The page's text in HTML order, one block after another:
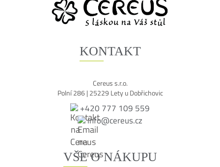
KONTAKT
Cereus s.r.o.
Polní 286 | 25229 Lety u Dobřichovic
+420 777 109 559
info@cereus.cz
VŠE O NÁKUPU